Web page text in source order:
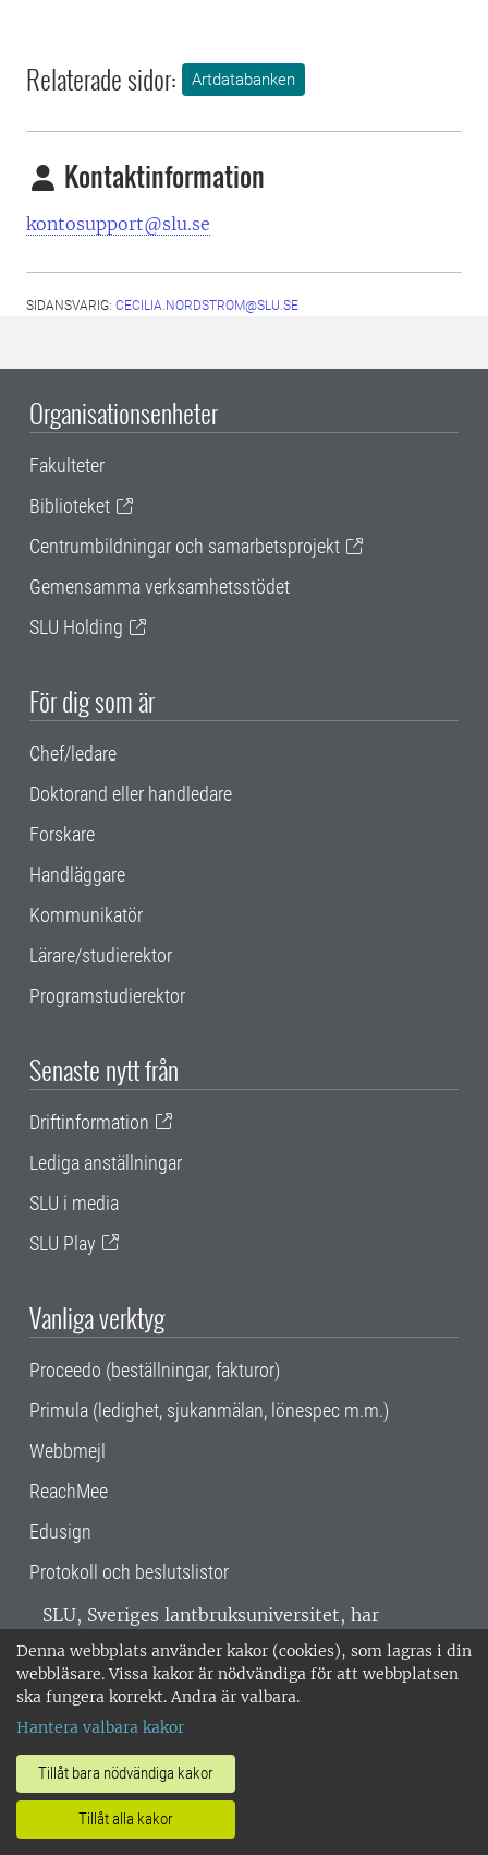
Denna webbplats använder kakor (cookies), som lagras i din
webbläsare. Vissa kakor är nödvändiga för att webbplatsen
ska fungera korrekt. Andra är valbara.
Hantera valbara kakor
Tillåt bara nödvändiga kakor
Tillåt alla kakor
Relaterade sidor: Artdatabanken
Kontaktinformation
kontosupport@slu.se
SIDANSVARIG: CECILIA.NORDSTROM@SLU.SE
Organisationsenheter
Fakulteter
Biblioteket
Centrumbildningar och samarbetsprojekt
Gemensamma verksamhetsstödet
SLU Holding
För dig som är
Chef/ledare
Doktorand eller handledare
Forskare
Handläggare
Kommunikatör
Lärare/studierektor
Programstudierektor
Senaste nytt från
Driftinformation
Lediga anställningar
SLU i media
SLU Play
Vanliga verktyg
Proceedo (beställningar, fakturor)
Primula (ledighet, sjukanmälan, lönespec m.m.)
Webbmejl
ReachMee
Edusign
Protokoll och beslutslistor
SLU, Sveriges lantbruksuniversitet, har
verksamhet över hela Sverige. Huvudorter är
Alnarp, Uppsala och Umeå.SLU är
miljöcertifierat enligt ISO 14001. •
018-67 10 00 • Org nr: 202100-2817 •
Om SLU:s webbplatser
•Hantera kakor•Behandling av
personuppgifter